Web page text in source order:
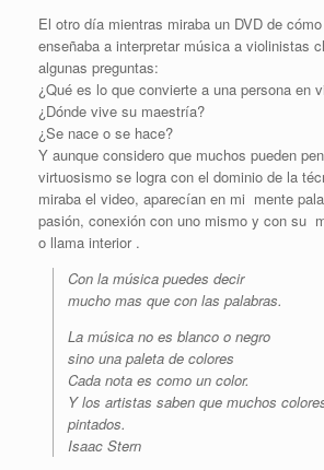
El otro día mientras miraba un DVD de
enseñaba a interpretar música a violinistas
algunas preguntas:
¿Qué es lo que convierte a una persona en
¿Dónde vive su maestría?
¿Se nace o se hace?
Y aunque considero que muchos pueden
virtuosismo se logra con el dominio de la
miraba el video, aparecían en mi mente
pasión, conexión con uno mismo y con su
o llama interior .
Con la música puedes decir
mucho mas que con las palabras.
La música no es blanco o negro
sino una paleta de colores
Cada nota es como un color.
Y los artistas saben que muchos
pintados.
Isaac Stern